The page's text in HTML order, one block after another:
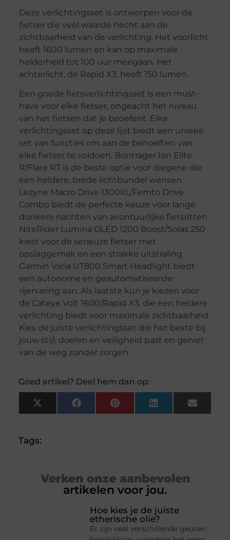
Deze verlichtingsset is ontworpen voor de
fietser die veel waarde hecht aan de
zichtbaarheid van de verlichting. Het voorlicht
heeft 1600 lumen en kan op maximale
helderheid tot 100 uur meegaan. Het
achterlicht, de Rapid X3, heeft 150 lumen.
Een goede fietsverlichtingsset is een must-
have voor elke fietser, ongeacht het niveau
van het fietsen dat je beoefent. Elke
verlichtingsset op deze lijst biedt een unieke
set van functies om aan de behoeften van
elke fietser te voldoen. Bontrager Ion Elite
R/Flare RT is de beste optie voor diegene die
een heldere, brede lichtbundel wensen.
Lezyne Macro Drive 1300XL/Femto Drive
Combo biedt de perfecte keuze voor lange
donkere nachten van avontuurlijke fietsritten.
NiteRider Lumina OLED 1200 Boost/Solas 250
kiest voor de serieuze fietser met
opslaggemak en een strakke uitstraling.
Garmin Varia UT800 Smart Headlight biedt
een autonome en geautomatiseerde
rijervaring aan. Als laatste kun je kiezen voor
de Cateye Volt 1600/Rapid X3, die een heldere
verlichting biedt voor maximale zichtbaarheid.
Kies de juiste verlichtingsset die het beste bij
jouw stijl, doelen en veiligheid past en geniet
van de weg zonder zorgen.
Goed artikel? Deel hem dan op:
X
(Twitter)
FacebookPinterestLinkedInEmail
Tags:
Verken onze aanbevolen
artikelen voor jou.
Hoe kies je de juiste
etherische olie?
Er zijn veel verschillende geuren